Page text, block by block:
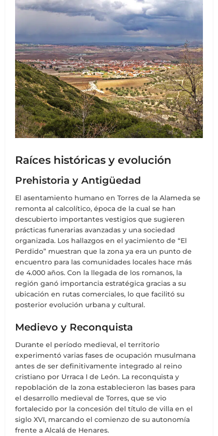
Raíces históricas y evolución
Prehistoria y Antigüedad
El asentamiento humano en Torres de la Alameda se
remonta al calcolítico, época de la cual se han
descubierto importantes vestigios que sugieren
prácticas funerarias avanzadas y una sociedad
organizada. Los hallazgos en el yacimiento de “El
Perdido” muestran que la zona ya era un punto de
encuentro para las comunidades locales hace más
de 4.000 años. Con la llegada de los romanos, la
región ganó importancia estratégica gracias a su
ubicación en rutas comerciales, lo que facilitó su
posterior evolución urbana y cultural.
Medievo y Reconquista
Durante el período medieval, el territorio
experimentó varias fases de ocupación musulmana
antes de ser definitivamente integrado al reino
cristiano por Urraca I de León. La reconquista y
repoblación de la zona establecieron las bases para
el desarrollo medieval de Torres, que se vio
fortalecido por la concesión del título de villa en el
siglo XVI, marcando el comienzo de su autonomía
frente a Alcalá de Henares.